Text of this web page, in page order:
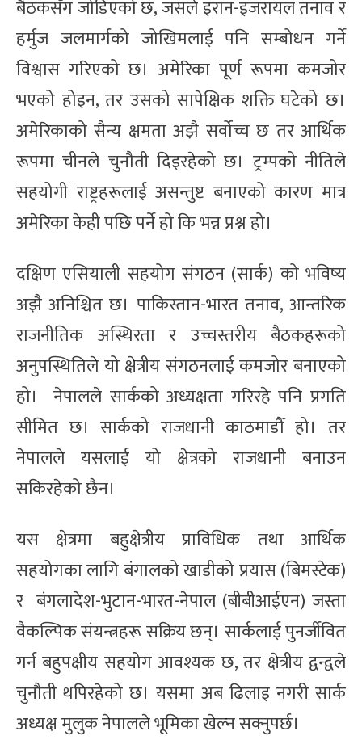
बैठकसँग जोडिएको छ, जसले इरान-इजरायल तनाव र
हर्मुज जलमार्गको जोखिमलाई पनि सम्बोधन गर्ने
विश्वास गरिएको छ। अमेरिका पूर्ण रूपमा कमजोर
भएको होइन, तर उसको सापेक्षिक शक्ति घटेको छ।
अमेरिकाको सैन्य क्षमता अझै सर्वोच्च छ तर आर्थिक
रूपमा चीनले चुनौती दिइरहेको छ। ट्रम्पको नीतिले
सहयोगी राष्ट्रहरूलाई असन्तुष्ट बनाएको कारण मात्र
अमेरिका केही पछि पर्ने हो कि भन्न प्रश्न हो।
दक्षिण एसियाली सहयोग संगठन (सार्क) को भविष्य
अझै अनिश्चित छ। पाकिस्तान-भारत तनाव, आन्तरिक
राजनीतिक अस्थिरता र उच्चस्तरीय बैठकहरूको
अनुपस्थितिले यो क्षेत्रीय संगठनलाई कमजोर बनाएको
हो। नेपालले सार्कको अध्यक्षता गरिरहे पनि प्रगति
सीमित छ। सार्कको राजधानी काठमाडौँ हो। तर
नेपालले यसलाई यो क्षेत्रको राजधानी बनाउन
सकिरहेको छैन।
यस क्षेत्रमा बहुक्षेत्रीय प्राविधिक तथा आर्थिक
सहयोगका लागि बंगालको खाडीको प्रयास (बिमस्टेक)
र बंगलादेश-भुटान-भारत-नेपाल (बीबीआईएन) जस्ता
वैकल्पिक संयन्त्रहरू सक्रिय छन्। सार्कलाई पुनर्जीवित
गर्न बहुपक्षीय सहयोग आवश्यक छ, तर क्षेत्रीय द्वन्द्वले
चुनौती थपिरहेको छ। यसमा अब ढिलाइ नगरी सार्क
अध्यक्ष मुलुक नेपालले भूमिका खेल्न सक्नुपर्छ।